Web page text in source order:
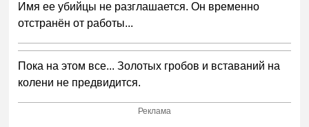
Имя ее убийцы не разглашается. Он временно
отстранён от работы...
Пока на этом все... Золотых гробов и вставаний на
колени не предвидится.
Реклама